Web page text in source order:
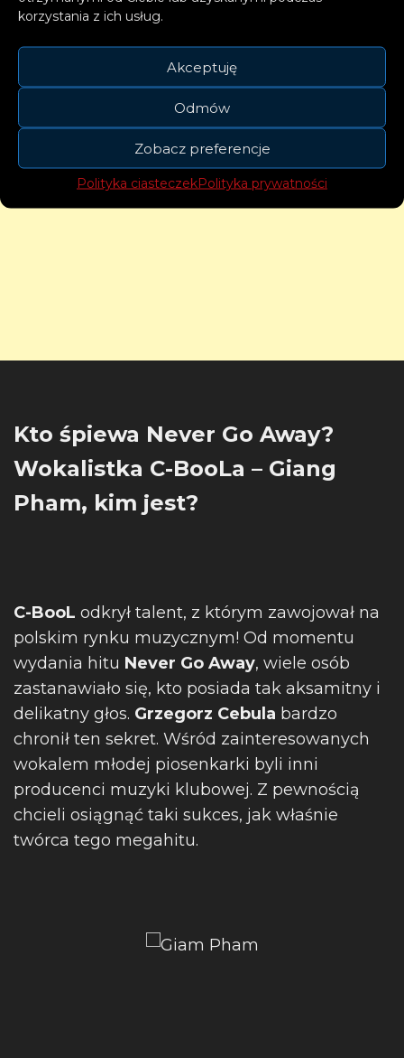
korzystania z ich usług.
Akceptuję
Odmów
Zobacz preferencje
Polityka ciasteczekPolityka prywatności
Kto śpiewa Never Go Away?
Wokalistka C-BooLa – Giang
Pham, kim jest?
C-BooL odkrył talent, z którym zawojował na
polskim rynku muzycznym! Od momentu
wydania hitu Never Go Away, wiele osób
zastanawiało się, kto posiada tak aksamitny i
delikatny głos. Grzegorz Cebula bardzo
chronił ten sekret. Wśród zainteresowanych
wokalem młodej piosenkarki byli inni
producenci muzyki klubowej. Z pewnością
chcieli osiągnąć taki sukces, jak właśnie
twórca tego megahitu.